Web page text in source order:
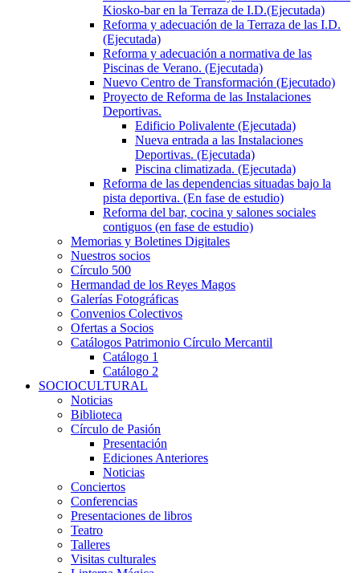
Kiosko-bar en la Terraza de I.D.(Ejecutada)
Reforma y adecuación de la Terraza de las I.D.
(Ejecutada)
Reforma y adecuación a normativa de las
Piscinas de Verano. (Ejecutada)
Nuevo Centro de Transformación (Ejecutado)
Proyecto de Reforma de las Instalaciones
Deportivas.
Edificio Polivalente (Ejecutada)
Nueva entrada a las Instalaciones
Deportivas. (Ejecutada)
Piscina climatizada. (Ejecutada)
Reforma de las dependencias situadas bajo la
pista deportiva. (En fase de estudio)
Reforma del bar, cocina y salones sociales
contiguos (en fase de estudio)
Memorias y Boletines Digitales
Nuestros socios
Círculo 500
Hermandad de los Reyes Magos
Galerías Fotográficas
Convenios Colectivos
Ofertas a Socios
Catálogos Patrimonio Círculo Mercantil
Catálogo 1
Catálogo 2
SOCIOCULTURAL
Noticias
Biblioteca
Círculo de Pasión
Presentación
Ediciones Anteriores
Noticias
Conciertos
Conferencias
Presentaciones de libros
Teatro
Talleres
Visitas culturales